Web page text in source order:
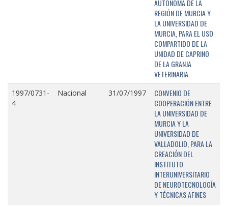
AUTÓNOMA DE LA
REGIÓN DE MURCIA Y
LA UNIVERSIDAD DE
MURCIA, PARA EL USO
COMPARTIDO DE LA
UNIDAD DE CAPRINO
DE LA GRANJA
VETERINARIA.
1997/0731-
4
Nacional 31/07/1997
CONVENIO DE
COOPERACIÓN ENTRE
LA UNIVERSIDAD DE
MURCIA Y LA
UNIVERSIDAD DE
VALLADOLID, PARA LA
CREACIÓN DEL
INSTITUTO
INTERUNIVERSITARIO
DE NEUROTECNOLOGÍA
Y TÉCNICAS AFINES